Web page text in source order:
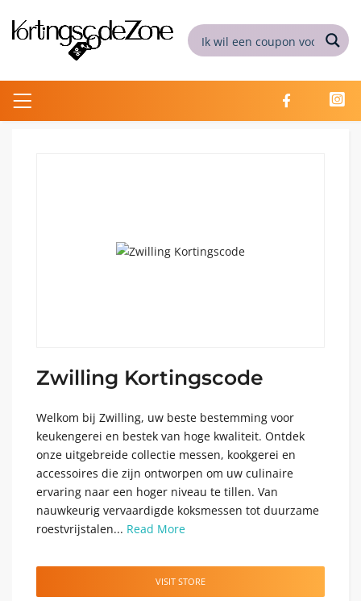
Zwilling Kortingscode
Welkom bij Zwilling, uw beste bestemming voor
keukengerei en bestek van hoge kwaliteit. Ontdek
onze uitgebreide collectie messen, kookgerei en
accessoires die zijn ontworpen om uw culinaire
ervaring naar een hoger niveau te tillen. Van
nauwkeurig vervaardigde koksmessen tot duurzame
roestvrijstalen... Read More
VISIT STORE